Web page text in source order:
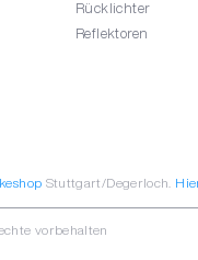
Rücklichter
Reflektoren
Stuttgart/Degerloch.
vorbehalten